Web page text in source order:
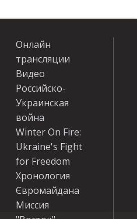
Онлайн
трансляции
Видео
Российско-
Украинская
война
Winter On Fire:
Ukraine's Fight
for Freedom
Хронология
Євромайдана
Миссия